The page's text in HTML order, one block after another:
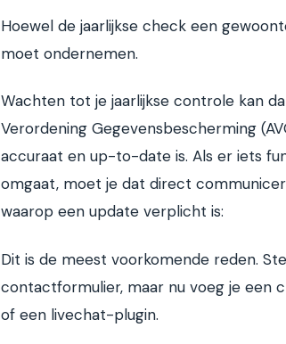
Hoewel de jaarlijkse check een
moet ondernemen.
Wachten tot je jaarlijkse controle kan
Verordening Gegevensbescherming
accuraat en up-to-date is. Als er iets
omgaat, moet je dat direct
waarop een update verplicht is:
Dit is de meest voorkomende reden.
contactformulier, maar nu voeg je een
of een livechat-plugin.